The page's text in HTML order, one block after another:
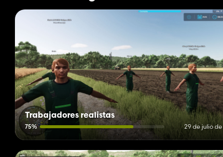
Trabajadores realistas
75% 29 de julio